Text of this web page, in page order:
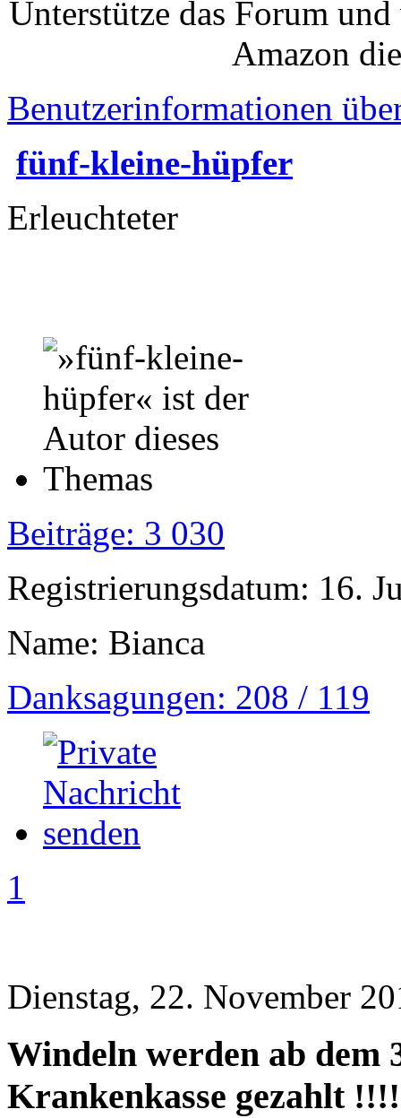
Unterstütze das Forum
Amazon
Benutzerinformationen
fünf-kleine-hüpfer
Erleuchteter
Beiträge: 3 030
Registrierungsdatum: 16.
Name: Bianca
Danksagungen: 208 / 119
1
Dienstag, 22. November
Windeln werden ab dem
Krankenkasse gezahlt